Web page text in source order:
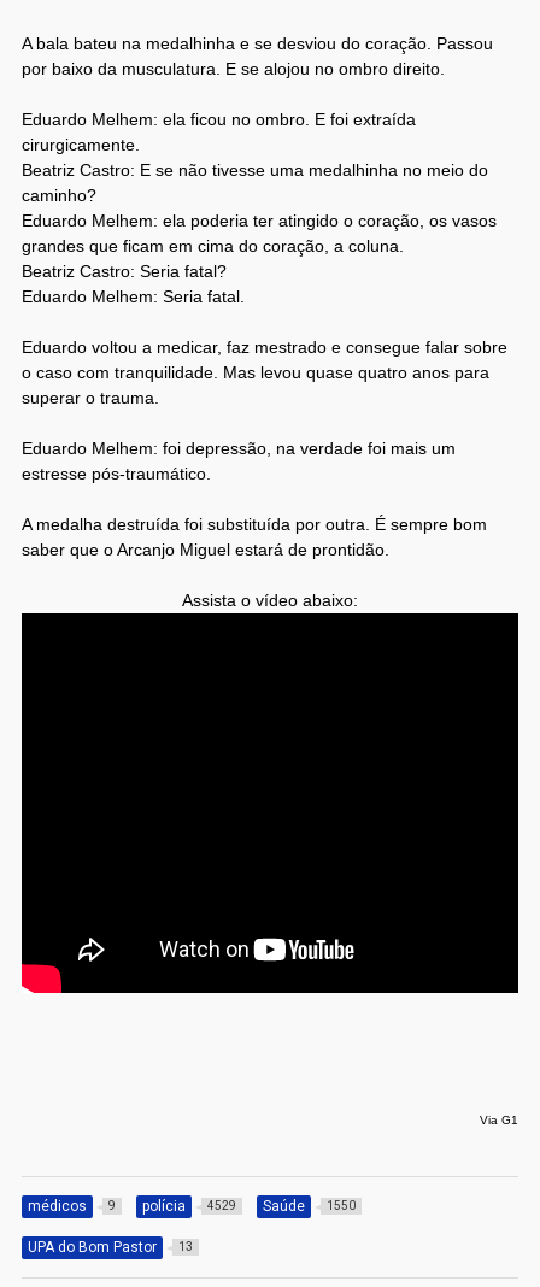
A bala bateu na medalhinha e se desviou do coração. Passou
por baixo da musculatura. E se alojou no ombro direito.
Eduardo Melhem: ela ficou no ombro. E foi extraída
cirurgicamente.
Beatriz Castro: E se não tivesse uma medalhinha no meio do
caminho?
Eduardo Melhem: ela poderia ter atingido o coração, os vasos
grandes que ficam em cima do coração, a coluna.
Beatriz Castro: Seria fatal?
Eduardo Melhem: Seria fatal.
Eduardo voltou a medicar, faz mestrado e consegue falar sobre
o caso com tranquilidade. Mas levou quase quatro anos para
superar o trauma.
Eduardo Melhem: foi depressão, na verdade foi mais um
estresse pós-traumático.
A medalha destruída foi substituída por outra. É sempre bom
saber que o Arcanjo Miguel estará de prontidão.
Assista o vídeo abaixo:
Via G1
médicos 9 polícia 4529 Saúde 1550
UPA do Bom Pastor 13